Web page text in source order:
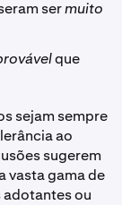
sermuito
que
sejam sempre
ao
sugerem
vasta gama de
ou